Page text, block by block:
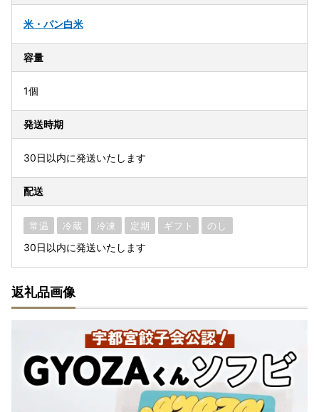
米・パン白米
容量
1個
発送時期
30日以内に発送いたします
配送
常温 冷蔵 冷凍 定期 ギフト のし
30日以内に発送いたします
返礼品画像